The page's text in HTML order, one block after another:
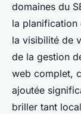
domaines du
la planification
la visibilité de
de la gestion
web complet,
ajoutée
briller tant